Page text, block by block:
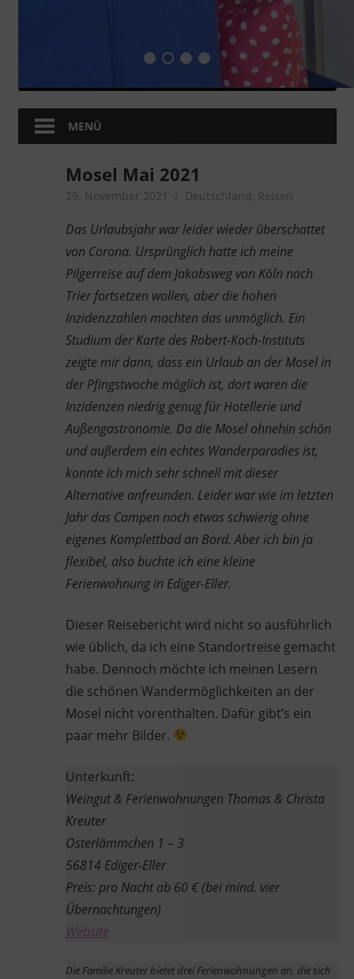
MENÜ
Mosel Mai 2021
29. November 2021 microcamper
Deutschland, Reisen
Das Urlaubsjahr war leider wieder überschattet
von Corona. Ursprünglich hatte ich meine
Pilgerreise auf dem Jakobsweg von Köln nach
Trier fortsetzen wollen, aber die hohen
Inzidenzzahlen machten das unmöglich. Ein
Studium der Karte des Robert-Koch-Instituts
zeigte mir dann, dass ein Urlaub an der Mosel in
der Pfingstwoche möglich ist, dort waren die
Inzidenzen niedrig genug für Hotellerie und
Außengastronomie. Da die Mosel ohnehin schön
und außerdem ein echtes Wanderparadies ist,
konnte ich mich sehr schnell mit dieser
Alternative anfreunden. Leider war wie im letzten
Jahr das Campen noch etwas schwierig ohne
eigenes Komplettbad an Bord. Aber ich bin ja
flexibel, also buchte ich eine kleine
Ferienwohnung in Ediger-Eller.
Dieser Reisebericht wird nicht so ausführlich
wie üblich, da ich eine Standortreise gemacht
habe. Dennoch möchte ich meinen Lesern
die schönen Wandermöglichkeiten an der
Mosel nicht vorenthalten. Dafür gibt’s ein
paar mehr Bilder.
Unterkunft:
Weingut & Ferienwohnungen Thomas & Christa
Kreuter
Osterlämmchen 1 – 3
56814 Ediger-Eller
Preis: pro Nacht ab 60 € (bei mind. vier
Übernachtungen)
Website
Die Familie Kreuter bietet drei Ferienwohnungen an, die sich